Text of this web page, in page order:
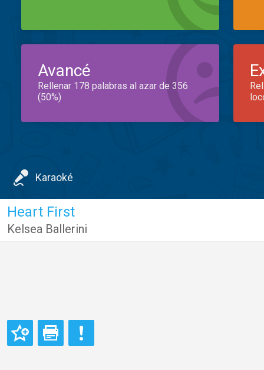
Avancé
Rellenar 178 palabras al azar de 356
(50%)
Karaoké
Heart First
Kelsea Ballerini